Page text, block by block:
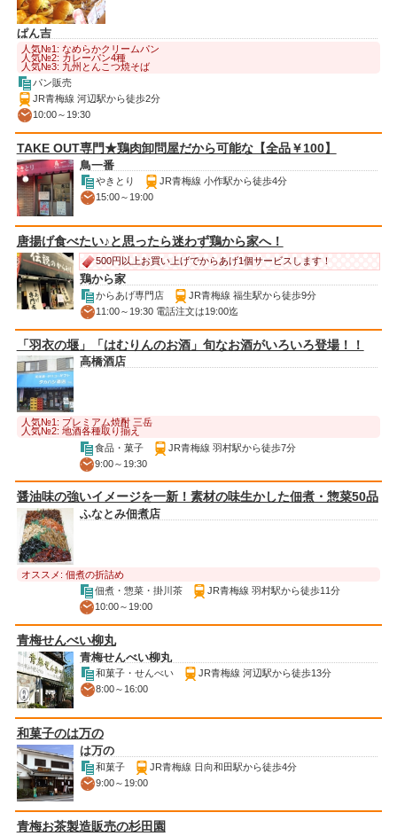
ぱん吉
人気№1: なめらかクリームパン
人気№2: カレーパン4種
人気№3: 九州とんこつ焼そば
パン販売
JR青梅線 河辺駅から徒歩2分
10:00～19:30
TAKE OUT専門★鶏肉卸問屋だから可能な【全品￥100】
鳥一番
やきとり
JR青梅線 小作駅から徒歩4分
15:00～19:00
唐揚げ食べたい♪と思ったら迷わず鶏から家へ！
500円以上お買い上げでからあげ1個サービスします！
鶏から家
からあげ専門店
JR青梅線 福生駅から徒歩9分
11:00～19:30 電話注文は19:00迄
「羽衣の堰」「はむりんのお酒」旬なお酒がいろいろ登場！！
高橋酒店
人気№1: プレミアム焼酎 三岳
人気№2: 地酒各種取り揃え
食品・菓子
JR青梅線 羽村駅から徒歩7分
9:00～19:30
醤油味の強いイメージを一新！素材の味生かした佃煮・惣菜50品
ふなとみ佃煮店
オススメ: 佃煮の折詰め
佃煮・惣菜・掛川茶
JR青梅線 羽村駅から徒歩11分
10:00～19:00
青梅せんべい柳丸
青梅せんべい柳丸
和菓子・せんべい
JR青梅線 河辺駅から徒歩13分
8:00～16:00
和菓子のは万の
は万の
和菓子
JR青梅線 日向和田駅から徒歩4分
9:00～19:00
青梅お茶製造販売の杉田園